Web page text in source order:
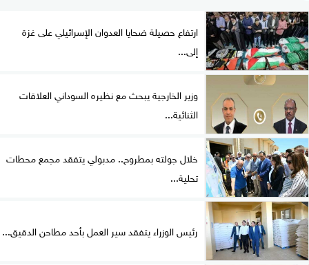
ارتفاع حصيلة ضحايا العدوان الإسرائيلي على غزة
إلى...
وزير الخارجية يبحث مع نظيره السوداني العلاقات
الثنائية...
خلال جولته بمطروح.. مدبولي يتفقد مجمع محطات
تحلية...
رئيس الوزراء يتفقد سير العمل بأحد مطاحن الدقيق...